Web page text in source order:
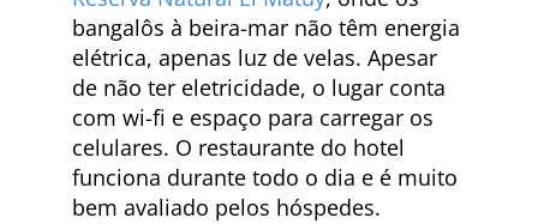
bangalôs à beira-mar não têm energia
elétrica, apenas luz de velas. Apesar
de não ter eletricidade, o lugar conta
com wi-fi e espaço para carregar os
celulares. O restaurante do hotel
funciona durante todo o dia e é muito
bem avaliado pelos hóspedes.